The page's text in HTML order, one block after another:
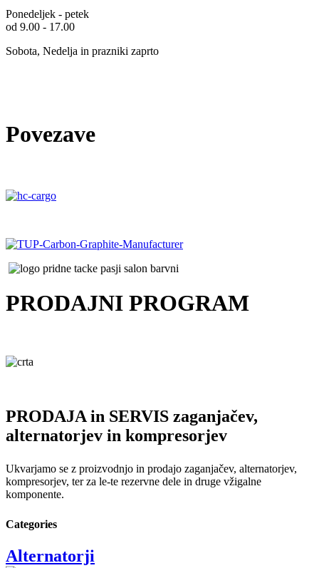
Ponedeljek - petek
od 9.00 - 17.00
Sobota, Nedelja in prazniki zaprto
Povezave
PRODAJNI PROGRAM
PRODAJA in SERVIS zaganjačev,
alternatorjev in kompresorjev
Ukvarjamo se z proizvodnjo in prodajo zaganjačev, alternatorjev,
kompresorjev, ter za le-te rezervne dele in druge vžigalne
komponente.
Categories
Alternatorji